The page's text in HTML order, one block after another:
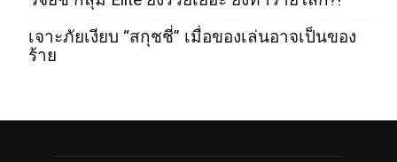
เจาะภัยเงียบ “สกุชชี่” เมื่อของเล่นอาจเป็นของ
ร้าย